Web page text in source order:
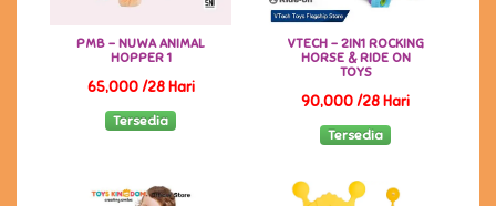
PMB - NUWA ANIMAL
HOPPER 1
65,000 /28 Hari
Tersedia
VTECH - 2IN1 ROCKING
HORSE & RIDE ON
TOYS
90,000 /28 Hari
Tersedia